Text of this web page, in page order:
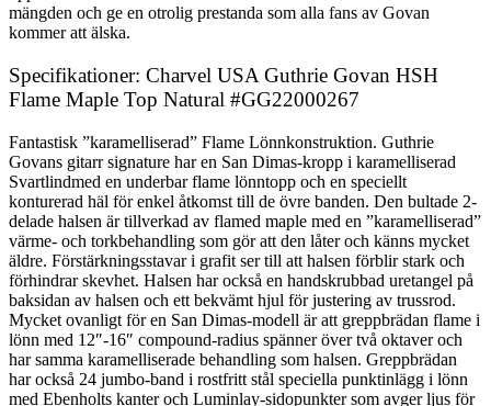
mängden och ge en otrolig prestanda som alla fans av Govan
kommer att älska.
Specifikationer: Charvel USA Guthrie Govan HSH
Flame Maple Top Natural #GG22000267
Fantastisk ”karamelliserad” Flame Lönnkonstruktion. Guthrie
Govans gitarr signature har en San Dimas-kropp i karamelliserad
Svartlindmed en underbar flame lönntopp och en speciellt
konturerad häl för enkel åtkomst till de övre banden. Den bultade 2-
delade halsen är tillverkad av flamed maple med en ”karamelliserad”
värme- och torkbehandling som gör att den låter och känns mycket
äldre. Förstärkningsstavar i grafit ser till att halsen förblir stark och
förhindrar skevhet. Halsen har också en handskrubbad uretangel på
baksidan av halsen och ett bekvämt hjul för justering av trussrod.
Mycket ovanligt för en San Dimas-modell är att greppbrädan flame i
lönn med 12″-16″ compound-radius spänner över två oktaver och
har samma karamelliserade behandling som halsen. Greppbrädan
har också 24 jumbo-band i rostfritt stål speciella punktinlägg i lönn
med Ebenholts kanter och Luminlay-sidopunkter som avger ljus för